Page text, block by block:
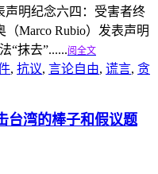
声明纪念六四：受害者终
Marco Rubio）发表声明
“抹去”......阅全文
, 抗议, 言论自由, 谎言, 贪
台湾的棒子和假议题